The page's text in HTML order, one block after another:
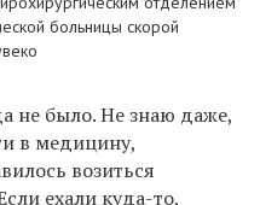
больницы скорой
не было. Не знаю даже,
в медицину,
возиться
ехали куда-то,